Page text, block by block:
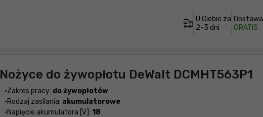
U Ciebie za
2-3 dni
Dostawa
GRATIS
Nożyce do żywopłotu DeWalt DCMHT563P1
Zakres pracy: do żywopłotów
Rodzaj zasilania: akumulatorowe
Napięcie akumulatora [V]: 18